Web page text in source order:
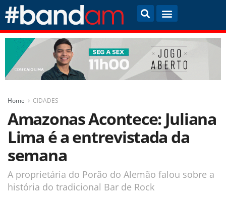
Home CIDADES
Amazonas Acontece: Juliana
Lima é a entrevistada da
semana
A proprietária do Porão do Alemão falou sobre a
história do tradicional Bar de Rock